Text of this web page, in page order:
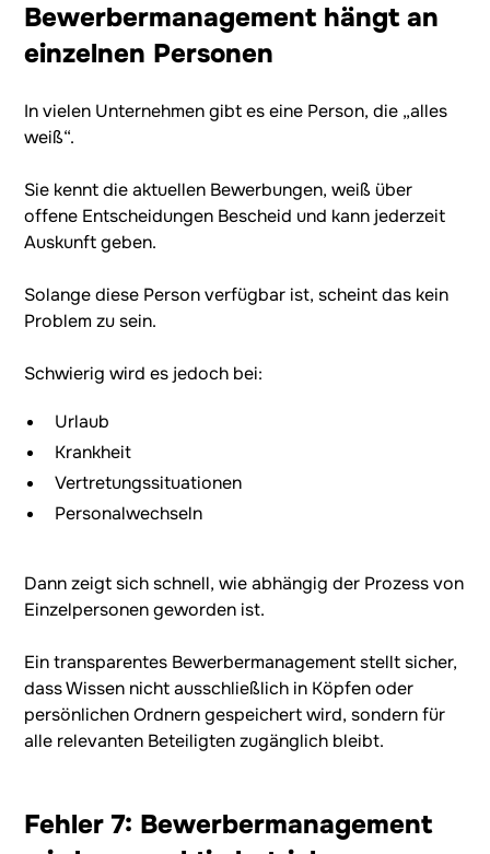
Bewerbermanagement hängt an
einzelnen Personen
In vielen Unternehmen gibt es eine Person, die „alles
weiß“.
Sie kennt die aktuellen Bewerbungen, weiß über
offene Entscheidungen Bescheid und kann jederzeit
Auskunft geben.
Solange diese Person verfügbar ist, scheint das kein
Problem zu sein.
Schwierig wird es jedoch bei:
Urlaub
Krankheit
Vertretungssituationen
Personalwechseln
Dann zeigt sich schnell, wie abhängig der Prozess von
Einzelpersonen geworden ist.
Ein transparentes Bewerbermanagement stellt sicher,
dass Wissen nicht ausschließlich in Köpfen oder
persönlichen Ordnern gespeichert wird, sondern für
alle relevanten Beteiligten zugänglich bleibt.
Fehler 7: Bewerbermanagement